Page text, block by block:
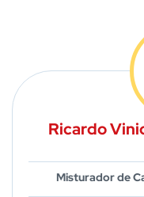
Ricardo
Misturador de